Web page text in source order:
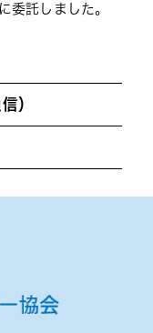
委託しました。
）